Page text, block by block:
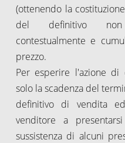
(ottenendo la
del definitivo non
contestualmente e
prezzo.
Per esperire l'azione di
solo la scadenza del
definitivo di vendita
venditore a
sussistenza di alcuni